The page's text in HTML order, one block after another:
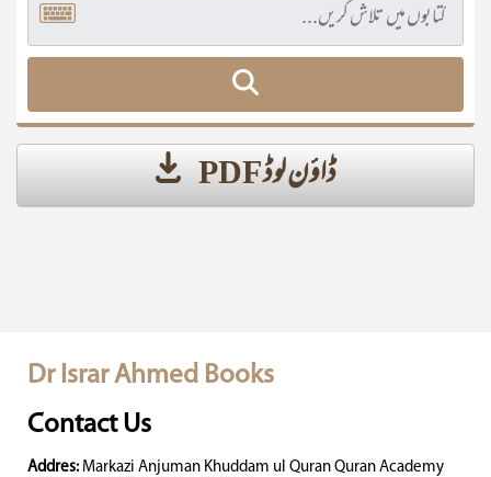
ڈاؤن لوڈ PDF
Dr Israr Ahmed Books
Contact Us
Addres: Markazi Anjuman Khuddam ul Quran Quran Academy